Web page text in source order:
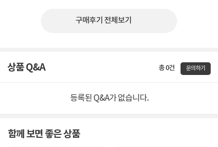
구매후기 전체보기
상품 Q&A 총 0건 문의하기
등록된 Q&A가 없습니다.
함께 보면 좋은 상품